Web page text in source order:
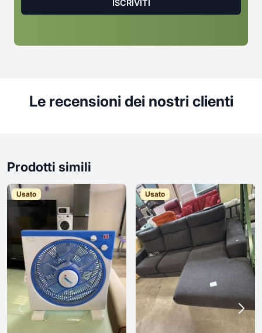
Le recensioni dei nostri clienti
Prodotti simili
Usato Usato